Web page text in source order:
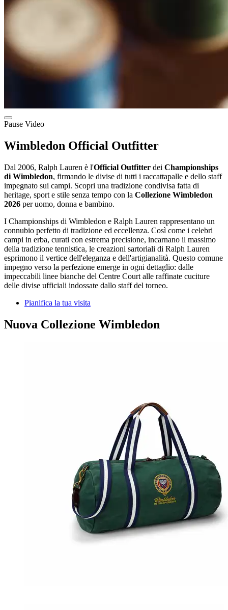
Pause Video
Wimbledon Official Outfitter
Dal 2006, Ralph Lauren è l'Official Outfitter dei Championships
di Wimbledon, firmando le divise di tutti i raccattapalle e dello staff
impegnato sui campi. Scopri una tradizione condivisa fatta di
heritage, sport e stile senza tempo con la Collezione Wimbledon
2026 per uomo, donna e bambino.
I Championships di Wimbledon e Ralph Lauren rappresentano un
connubio perfetto di tradizione ed eccellenza. Così come i celebri
campi in erba, curati con estrema precisione, incarnano il massimo
della tradizione tennistica, le creazioni sartoriali di Ralph Lauren
esprimono il vertice dell'eleganza e dell'artigianalità. Questo comune
impegno verso la perfezione emerge in ogni dettaglio: dalle
impeccabili linee bianche del Centre Court alle raffinate cuciture
delle divise ufficiali indossate dallo staff del torneo.
Pianifica la tua visita
Nuova Collezione Wimbledon